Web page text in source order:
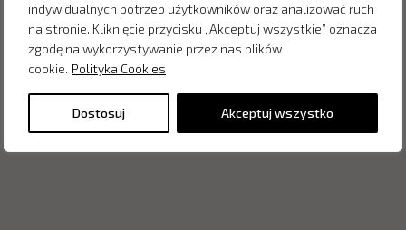
indywidualnych potrzeb użytkowników oraz analizować ruch
na stronie. Kliknięcie przycisku „Akceptuj wszystkie” oznacza
zgodę na wykorzystywanie przez nas plików
cookie. Polityka Cookies
Dostosuj Akceptuj wszystko